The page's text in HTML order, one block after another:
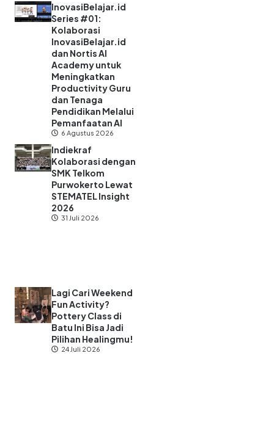
InovasiBelajar.id
Series #01:
Kolaborasi
InovasiBelajar.id
dan Nortis AI
Academy untuk
Meningkatkan
Productivity Guru
dan Tenaga
Pendidikan Melalui
Pemanfaatan AI
6 Agustus 2026
Indiekraf
Kolaborasi dengan
SMK Telkom
Purwokerto Lewat
STEMATEL Insight
2026
31 Juli 2026
Lagi Cari Weekend
Fun Activity?
Pottery Class di
Batu Ini Bisa Jadi
Pilihan Healingmu!
24 Juli 2026